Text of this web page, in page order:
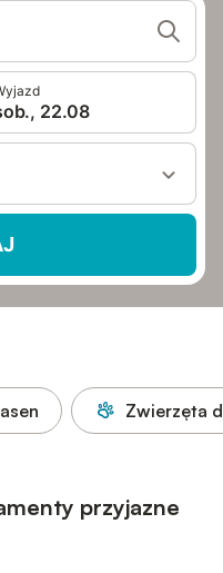
22.08
Zwierzęta
przyjazne